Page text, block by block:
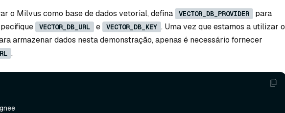
o Milvus como base de dados vetorial, defina VECTOR_DB_PROVIDER para
VECTOR_DB_URL e VECTOR_DB_KEY . Uma vez que estamos a utilizar o
armazenar dados nesta demonstração, apenas é necessário fornecer
.